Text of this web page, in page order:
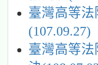
臺灣高等
(107.09.27)
臺灣高等